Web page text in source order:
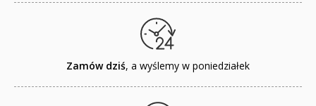
DLA DZIECI
Zamów dziś, a wyślemy w poniedziałek